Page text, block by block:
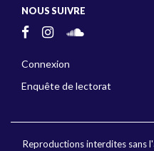
NOUS SUIVRE
Connexion
Enquête de lectorat
Reproductions interdites sans